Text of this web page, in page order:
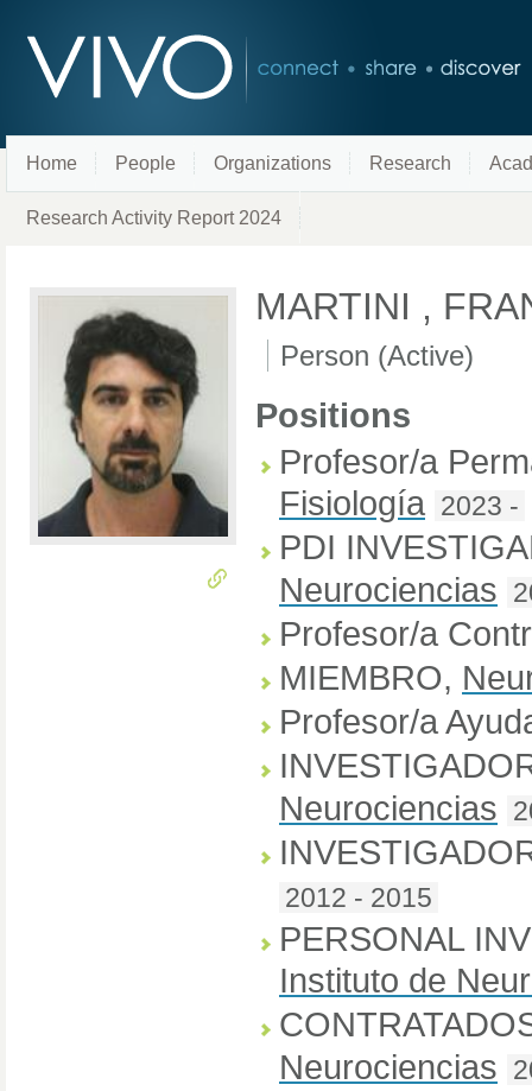
Home People Organizations Research
Research Activity Report 2024
MARTINI ,
Person (Active)
Positions
Profesor/a
Fisiología 2023 -
PDI
Neurociencias
Profesor/a
MIEMBRO,
Profesor/a
Neurociencias
2012 - 2015
PERSONAL
Instituto de
Neurociencias